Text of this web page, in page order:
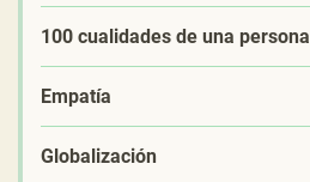
100 cualidades de una persona
Empatía
Globalización